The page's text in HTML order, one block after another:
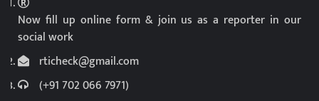
Now fill up online form & join us as a reporter in our
social work
rticheck@gmail.com
(+91 702 066 7971)